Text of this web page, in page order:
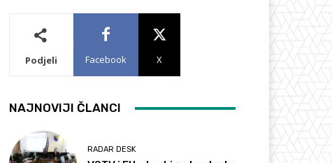
Podjeli Facebook X
NAJNOVIJI ČLANCI
RADAR DESK